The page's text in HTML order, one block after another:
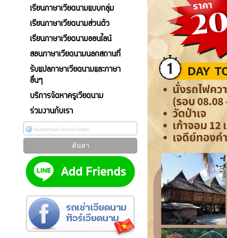
เรียนภาษาเวียดนามแบบกลุ่ม
เรียนภาษาเวียดนามส่วนตัว
เรียนภาษาเวียดนามออนไลน์
สอนภาษาเวียดนามนอกสถานที่
รับแปลภาษาเวียดนามและภาษา
อื่นๆ
บริการจัดหาครูเวียดนาม
ร่วมงานกับเรา